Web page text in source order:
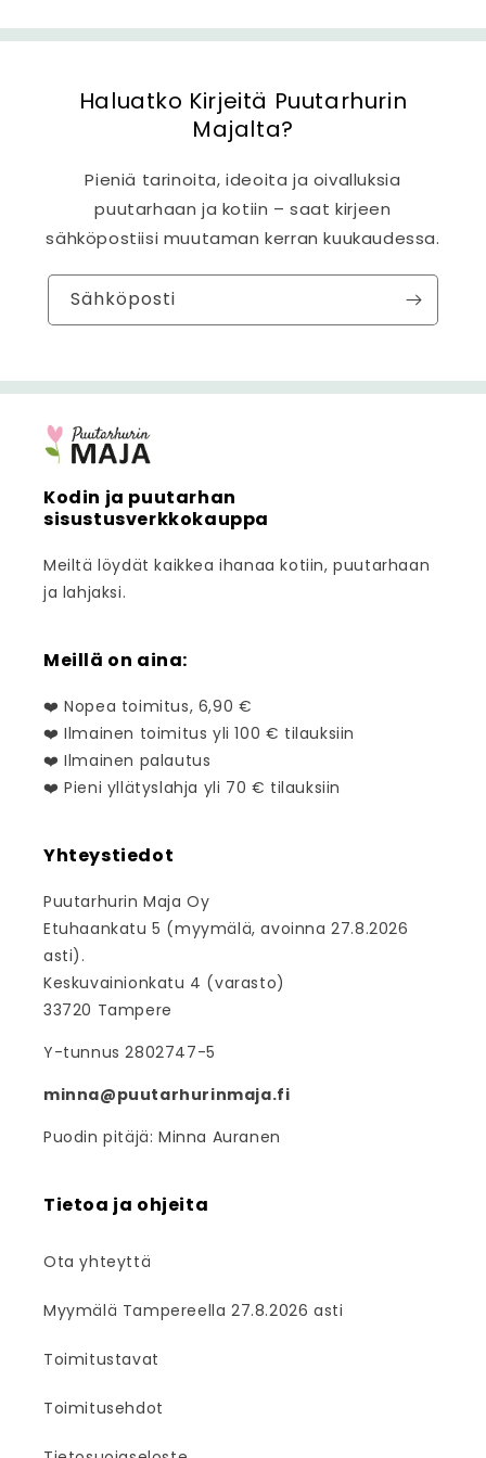
ö
Haluatko Kirjeitä Puutarhurin
Majalta?
Pieniä tarinoita, ideoita ja oivalluksia
puutarhaan ja kotiin – saat kirjeen
sähköpostiisi muutaman kerran kuukaudessa.
Sähköposti
Kodin ja puutarhan
sisustusverkkokauppa
Meiltä löydät kaikkea ihanaa kotiin, puutarhaan
ja lahjaksi.
Meillä on aina:
❤️ Nopea toimitus, 6,90 €
❤️ Ilmainen toimitus yli 100 € tilauksiin
❤️ Ilmainen palautus
❤️ Pieni yllätyslahja yli 70 € tilauksiin
Yhteystiedot
Puutarhurin Maja Oy
Etuhaankatu 5 (myymälä, avoinna 27.8.2026
asti).
Keskuvainionkatu 4 (varasto)
33720 Tampere
Y-tunnus 2802747-5
minna@puutarhurinmaja.fi
Puodin pitäjä: Minna Auranen
Tietoa ja ohjeita
Ota yhteyttä
Myymälä Tampereella 27.8.2026 asti
Toimitustavat
Toimitusehdot